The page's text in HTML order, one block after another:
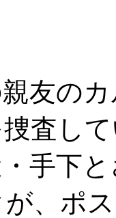
友の
査し
手下
、ポ